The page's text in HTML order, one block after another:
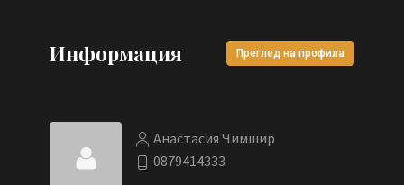
Информация Преглед на профила
Анастасия Чимшир
0879414333